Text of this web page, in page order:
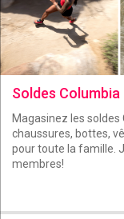
Soldes Columbia
Magasinez les
chaussures, bottes,
pour toute la famille.
membres!